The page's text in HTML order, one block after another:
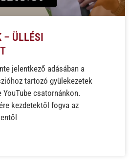
– ÜLLÉSI
jelentkező adásában a
tartozó gyülekezetek
csatornánkon.
kezdetektől fogva az